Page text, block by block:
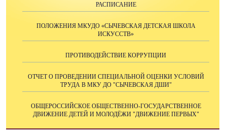
РАСПИСАНИЕ
ПОЛОЖЕНИЯ МКУДО «СЫЧЕВСКАЯ ДЕТСКАЯ ШКОЛА
ИСКУССТВ»
ПРОТИВОДЕЙСТВИЕ КОРРУПЦИИ
ОТЧЕТ О ПРОВЕДЕНИИ СПЕЦИАЛЬНОЙ ОЦЕНКИ УСЛОВИЙ
ТРУДА В МКУ ДО "СЫЧЕВСКАЯ ДШИ"
ОБЩЕРОССИЙСКОЕ ОБЩЕСТВЕННО-ГОСУДАРСТВЕННОЕ
ДВИЖЕНИЕ ДЕТЕЙ И МОЛОДЁЖИ "ДВИЖЕНИЕ ПЕРВЫХ"